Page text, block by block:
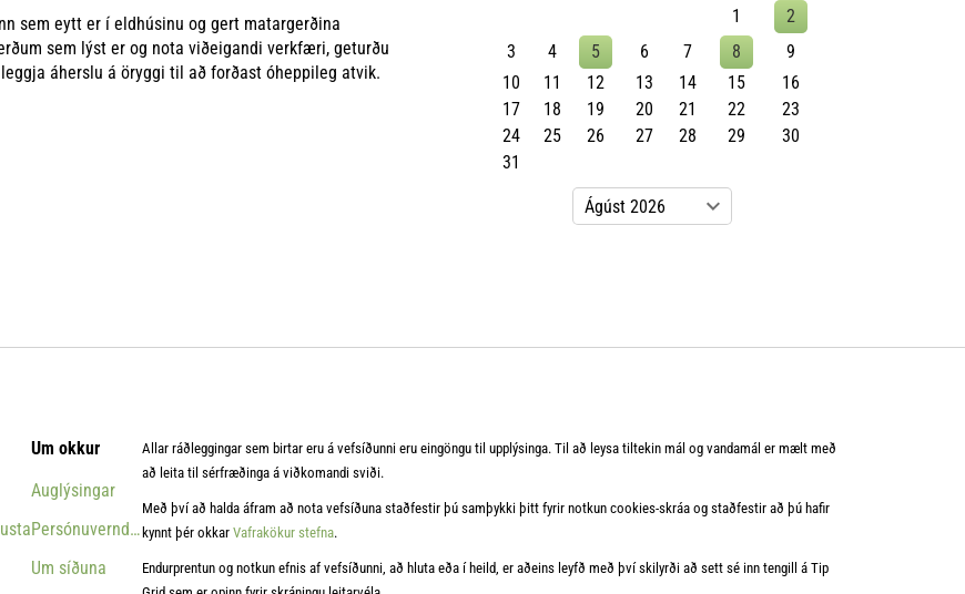
sem eytt er í eldhúsinu og gert matargerðina
sem lýst er og nota viðeigandi verkfæri, geturðu
áherslu á öryggi til að forðast óheppileg atvik.
1
2
3
4 5 6 7 8
9
10
11 12 13 14 15
16
17
18 19 20 21 22
23
24
25 26 27 28 29
30
31
Um okkur
Auglýsingar
Persónuverndarstefna
Um síðuna
Allar ráðleggingar sem birtar eru á vefsíðunni eru eingöngu til upplýsinga. Til að leysa tiltekin mál og vandamál er mælt með
að leita til sérfræðinga á viðkomandi sviði.
Með því að halda áfram að nota vefsíðuna staðfestir þú samþykki þitt fyrir notkun cookies‑skráa og staðfestir að þú hafir
kynnt þér okkar Vafrakökur stefna.
Endurprentun og notkun efnis af vefsíðunni, að hluta eða í heild, er aðeins leyfð með því skilyrði að sett sé inn tengill á Tip